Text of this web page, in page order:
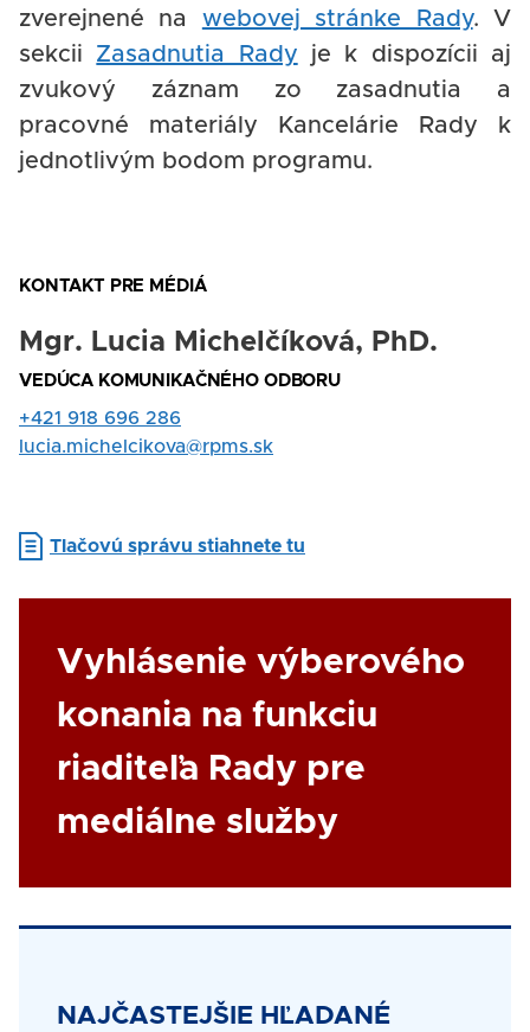
zverejnené na webovej stránke Rady. V
sekcii Zasadnutia Rady je k dispozícii aj
zvukový záznam zo zasadnutia a
pracovné materiály Kancelárie Rady k
jednotlivým bodom programu.
KONTAKT PRE MÉDIÁ
Nadpis
Mgr. Lucia Michelčíková, PhD.
Rola
VEDÚCA KOMUNIKAČNÉHO ODBORU
Tel.
kontakt
+421 918 696 286
E-
lucia.michelcikova@rpms.sk
Document
Tlačovú správu stiahnete tu
Link
Vyhlásenie výberového
konania na funkciu
riaditeľa Rady pre
mediálne služby
Title
NAJČASTEJŠIE HĽADANÉ